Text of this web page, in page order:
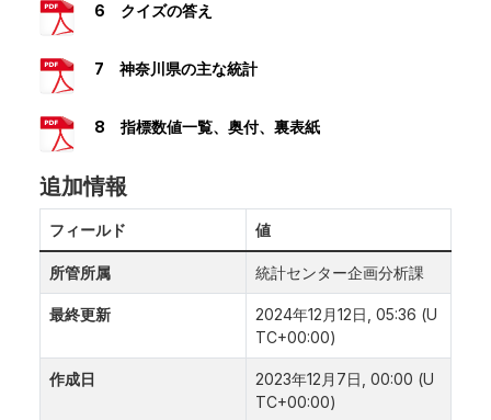
6 クイズの答え
7 神奈川県の主な統計
8 指標数値一覧、奥付、裏表紙
追加情報
フィールド 値
所管所属 統計センター企画分析課
最終更新
2024年12月12日, 05:36 (U
TC+00:00)
作成日
2023年12月7日, 00:00 (U
TC+00:00)